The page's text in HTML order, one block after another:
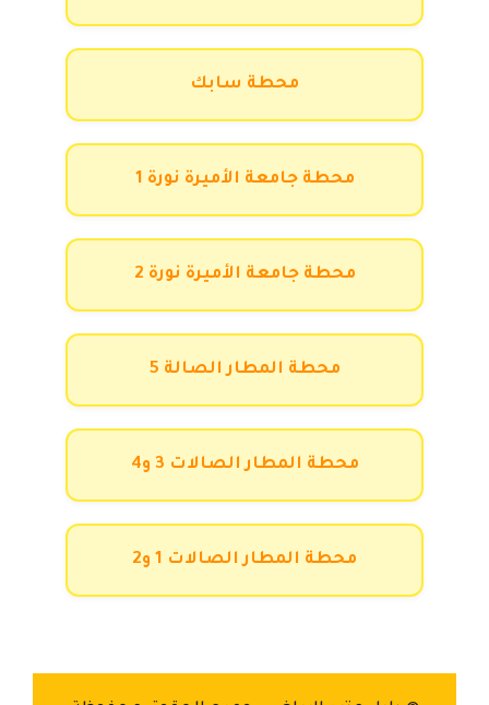
محطة سابك
محطة جامعة الأميرة نورة 1
محطة جامعة الأميرة نورة 2
محطة المطار الصالة 5
محطة المطار الصالات 3 و4
محطة المطار الصالات 1 و2